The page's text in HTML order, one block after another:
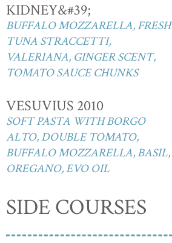
KIDNEY&#39;
BUFFALO MOZZARELLA, FRESH
TUNA STRACCETTI,
VALERIANA, GINGER SCENT,
TOMATO SAUCE CHUNKS
VESUVIUS 2010
SOFT PASTA WITH BORGO
ALTO, DOUBLE TOMATO,
BUFFALO MOZZARELLA, BASIL,
OREGANO, EVO OIL
SIDE COURSES